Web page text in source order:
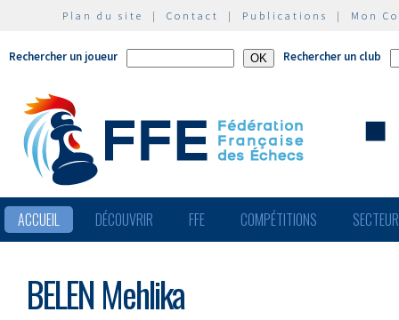
Plan du site | Contact | Publications | Mon
Rechercher un joueur Rechercher un club
ACCUEIL DÉCOUVRIR FFE COMPÉTITIONS
BELEN Mehlika